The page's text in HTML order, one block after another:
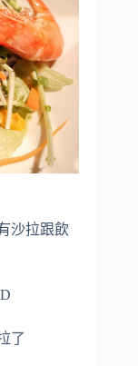
沙拉跟飲
了